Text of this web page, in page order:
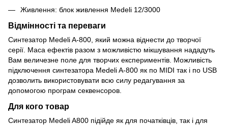
Живлення: блок живлення Medeli 12/3000
Відмінності та переваги
Синтезатор Medeli A-800, який можна віднести до творчої
серії. Маса ефектів разом з можливістю мікшування нададуть
Вам величезне поле для творчих експериментів. Можливість
підключення синтезатора Medeli A-800 як по MIDI так і по USB
дозволить використовувати всю силу редагування за
допомогою програм секвенсоров.
Для кого товар
Синтезатор Medeli A800 підійде як для початківців, так і для